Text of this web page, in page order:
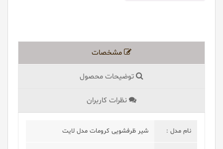
مشخصات
توضیحات محصول
نظرات کاربران
نام مدل : شیر ظرفشویی کرومات مدل لایت